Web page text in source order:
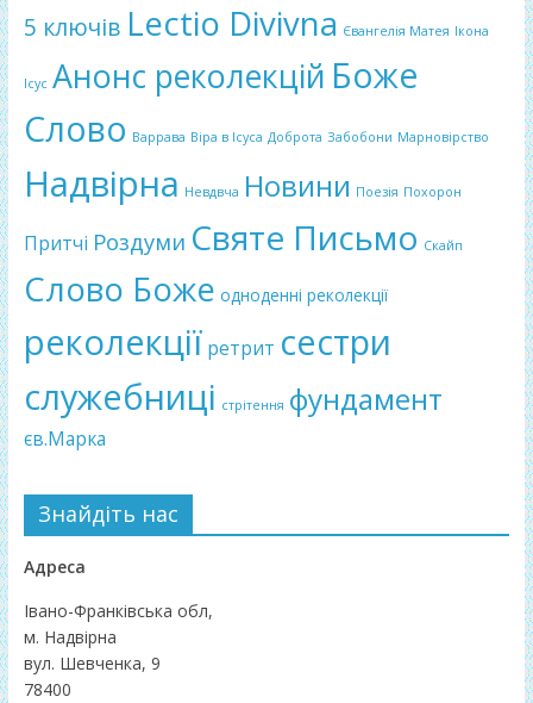
5 ключів Lectio Divivna Євангелія Матея Ікона
Ісус Анонс реколекцій Боже
Слово Варрава Віра в Ісуса Доброта Забобони Марновірство
Надвірна Невдвча Новини Поезія Похорон
Притчі Роздуми Святе Письмо Скайп
Слово Боже одноденні реколекції
реколекції ретрит сестри
служебниці стрітення фундамент
єв.Марка
Знайдіть нас
Адреса
Івано-Франківська обл,
м. Надвірна
вул. Шевченка, 9
78400